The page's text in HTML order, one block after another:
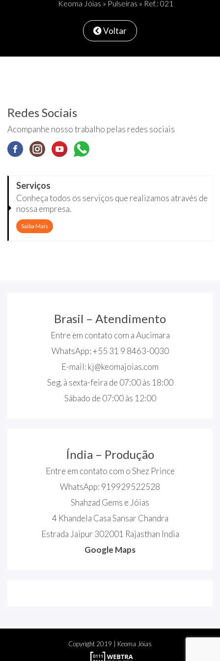
Keoma Jóias » Pulseiras » Ref.: 021
Voltar
Redes Sociais
Acompanhe nosso trabalho pelas redes sociais
Serviços
Conheça todos os serviços que realizamos através de
nossa empresa.
Saiba Mais
Brasil – Atendimento
Entre em contato com a Aucimara
WhatsApp: +55 31 9 8463-0030
E-mail: kj@keomajoias.com
Seg. à sexta-feira de 07:00 às 18:00
Sábado de 07:00 às 12:00
Índia – Produção
Entre em contato com o Shez Prince
WhatsApp: 919929522528
Shahzad Gems e Jóias
4 Khandela Casa Sansar Chandra
Estrada Jaipur 302001 Rajasthan India
Google Maps
Copyright 2019 | Keoma Jóias